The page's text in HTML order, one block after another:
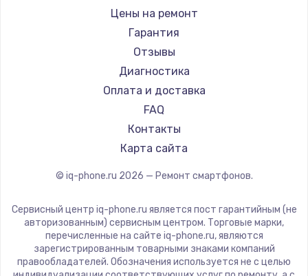
Ремонт смартфонов Land Rover
Ремонт смартфонов Acer
Ремонт смартфонов HP
Ремонт смартфонов Poco
Ремонт смартфонов HTC
Ремонт смартфонов Blackmagic
Ремонт смартфонов Nothing
Ремонт смартфонов iQOO
Ginzzu
Irbis
Kyocera
LeEco
OnePlus
teXet
Motorola
Prestigio
Elephone
BlackView
Google
Цены на ремонт
Гарантия
Отзывы
Диагностика
Оплата и доставка
FAQ
Контакты
Карта сайта
© iq-phone.ru 2026 — Ремонт смартфонов.
Сервисный центр iq-phone.ru является пост гарантийным (не
авторизованным) сервисным центром. Торговые марки,
перечисленные на сайте iq-phone.ru, являются
зарегистрированным товарными знаками компаний
правообладателей. Обозначения используется не с целью